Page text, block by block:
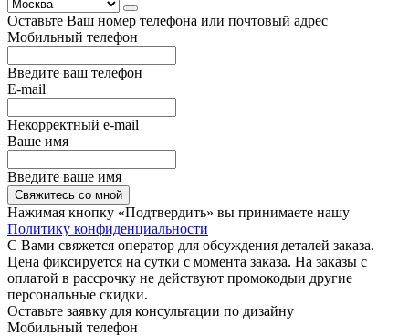
Оставьте Ваш номер телефона или почтовый адрес
Мобильный телефон
Введите ваш телефон
E-mail
Некорректный e-mail
Ваше имя
Введите ваше имя
Свяжитесь со мной
Нажимая кнопку «Подтвердить» вы принимаете нашу
Политику конфиденциальности
С Вами свяжется оператор для обсуждения деталей заказа.
Цена фиксируется на сутки с момента заказа. На заказы с
оплатой в рассрочку не действуют промокодыи другие
персональные скидки.
Оставьте заявку для консультации по дизайну
Мобильный телефон